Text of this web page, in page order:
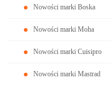
Nowości marki Boska
Nowości marki Moha
Nowości marki Cuisipro
Nowości marki Mastrad